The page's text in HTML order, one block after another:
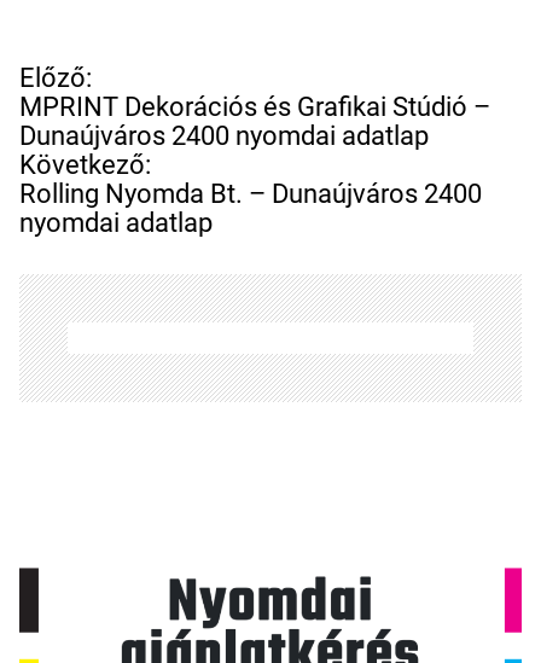
B
e
j
e
g
y
z
é
s
n
a
v
ó
Előző:
MPRINT Dekorációs és Grafikai Stúdió –
Dunaújváros 2400 nyomdai adatlap
Következő:
Rolling Nyomda Bt. – Dunaújváros 2400
nyomdai adatlap